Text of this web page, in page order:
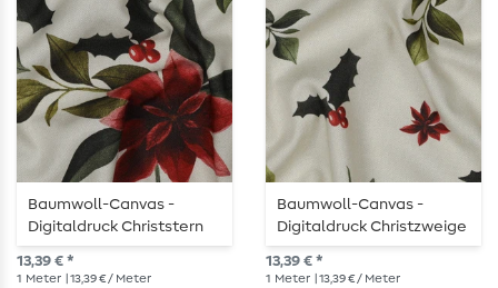
Baumwoll-Canvas -
Digitaldruck Christstern
Weiß Multicolor
13,39 € *
1 Meter | 13,39 € / Meter
Baumwoll-Canvas -
Digitaldruck Christzweige
Weiß Multicolor
13,39 € *
1 Meter | 13,39 € / Meter